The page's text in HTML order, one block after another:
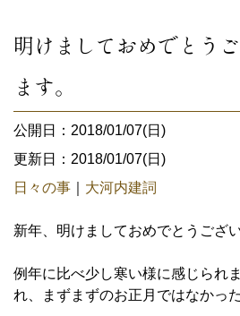
明けましておめでとう
ます。
公開日：2018/01/07(日)
更新日：2018/01/07(日)
日々の事
大河内建詞
新年、明けましておめでとうござい
例年に比べ少し寒い様に感じられ
れ、まずまずのお正月ではなかっ